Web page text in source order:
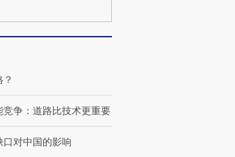
昌局部短时降雨
哈尔滨遭遇短时极端强降
竞争：道路比技术更重要
对中国的影响